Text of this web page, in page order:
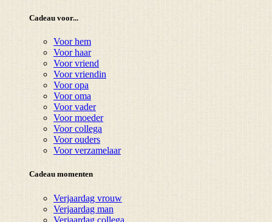
Cadeau voor...
Voor hem
Voor haar
Voor vriend
Voor vriendin
Voor opa
Voor oma
Voor vader
Voor moeder
Voor collega
Voor ouders
Voor verzamelaar
Cadeau momenten
Verjaardag vrouw
Verjaardag man
Verjaardag collega